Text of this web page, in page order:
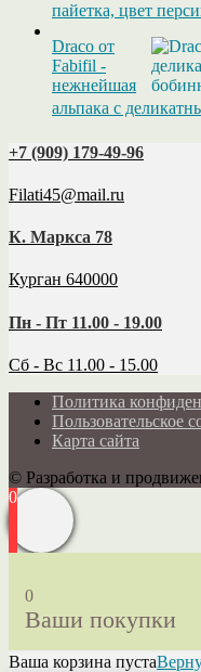
пайетка, цвет
Draco от
Fabifil -
нежнейшая
альпака с
+7 (909) 179‑49-96
Filati45@mail.ru
К. Маркса 78
Курган 640000
Пн - Пт 11.00 - 19.00
Сб - Вс 11.00 - 15.00
Политика
Пользовательское
Карта сайта
© Разработка и
0
0
Ваши покупки
Ваша корзина пуста